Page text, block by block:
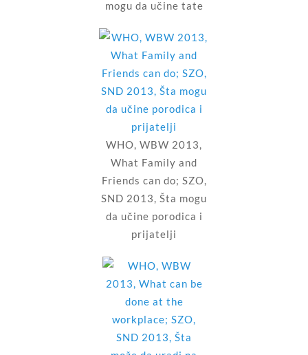
mogu da učine tate
WHO, WBW 2013,
What Family and
Friends can do; SZO,
SND 2013, Šta mogu
da učine porodica i
prijatelji